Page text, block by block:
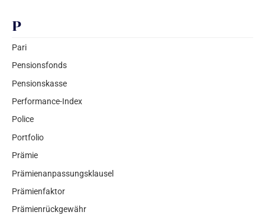
P
Pari
Pensionsfonds
Pensionskasse
Performance-Index
Police
Portfolio
Prämie
Prämienanpassungsklausel
Prämienfaktor
Prämienrückgewähr